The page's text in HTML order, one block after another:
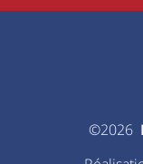
©2026